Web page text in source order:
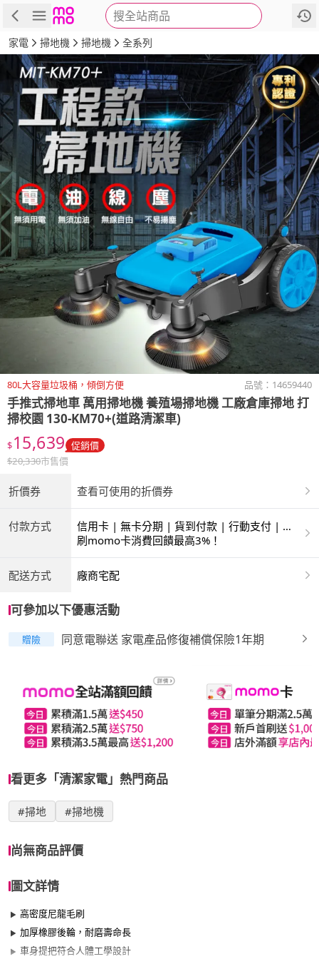
搜全站商品
商品 評價 詳情
家電 掃地機 掃地機 全系列
80L大容量垃圾桶，傾倒方便 品號： 14659440
手推式掃地車 萬用掃地機 養殖場掃地機 工廠倉庫掃地 打
掃校園 130-KM70+(道路清潔車)
$15,639 促銷價
$20,330市售價
折價券 查看可使用的折價券
付款方式
信用卡 | 無卡分期 | 貨到付款 | 行動支付 | 超
商付款 | 銀聯卡
刷momo卡消費回饋最高3%！
配送方式 廠商宅配
可參加以下優惠活動
贈險 同意電聯送 家電產品修復補償保險1年期
看更多「清潔家電」熱門商品
#掃地 #掃地機
尚無商品評價
圖文詳情
高密度尼龍毛刷
加厚橡膠後輪，耐磨壽命長
車身提把符合人體工學設計